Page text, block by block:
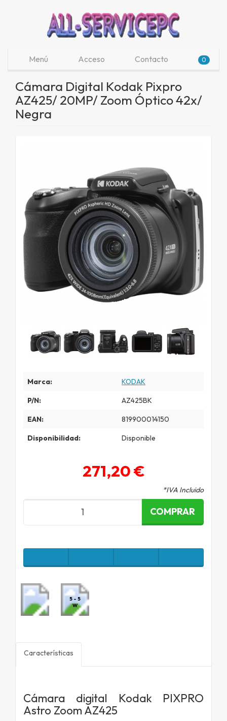
Menú Acceso Contacto 0
Cámara Digital Kodak Pixpro
AZ425/ 20MP/ Zoom Óptico 42x/
Negra
Marca: KODAK
P/N: AZ425BK
EAN: 819900014150
Disponibilidad: Disponible
271,20 €
*IVA Incluido
COMPRAR
5 - 5
W
Características
Cámara digital Kodak PIXPRO
Astro Zoom AZ425